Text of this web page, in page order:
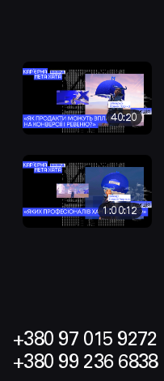
40:20
1:00:12
+380 97 015 9272
+380 99 236 6838